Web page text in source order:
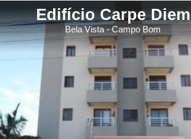
Edifício Carpe Diem
Bela Vista - Campo Bom